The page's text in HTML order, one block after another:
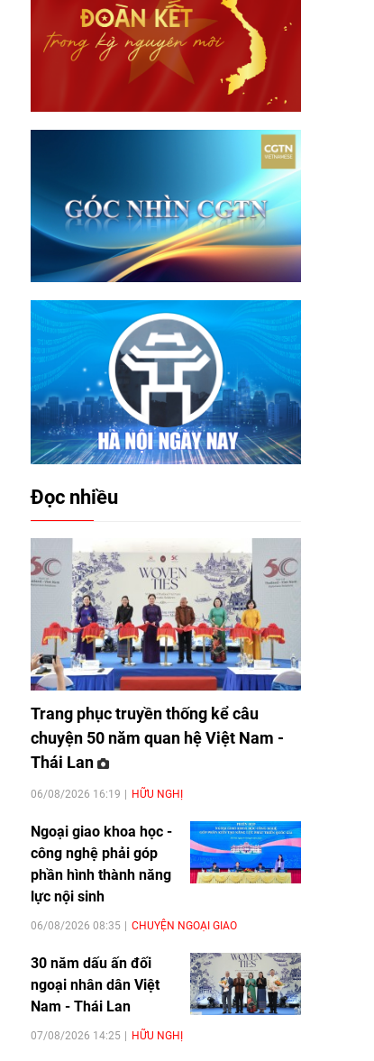
Đọc nhiều
Trang phục truyền thống kể câu
chuyện 50 năm quan hệ Việt Nam -
Thái Lan
06/08/2026 16:19 HỮU NGHỊ
Ngoại giao khoa học -
công nghệ phải góp
phần hình thành năng
lực nội sinh
06/08/2026 08:35 CHUYỆN NGOẠI GIAO
30 năm dấu ấn đối
ngoại nhân dân Việt
Nam - Thái Lan
07/08/2026 14:25 HỮU NGHỊ